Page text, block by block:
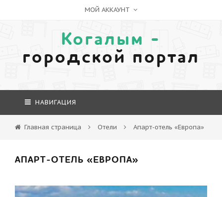
МОЙ АККАУНТ
Когалым -
городской портал
НАВИГАЦИЯ
Главная страница Отели Апарт-отель «Европа»
АПАРТ-ОТЕЛЬ «ЕВРОПА»